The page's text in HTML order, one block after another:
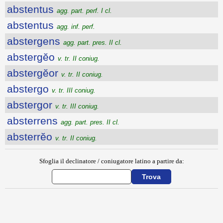
abstentus agg. part. perf. I cl.
abstentus agg. inf. perf.
abstergens agg. part. pres. II cl.
abstergĕo v. tr. II coniug.
abstergĕor v. tr. II coniug.
abstergo v. tr. III coniug.
abstergor v. tr. III coniug.
absterrens agg. part. pres. II cl.
absterrĕo v. tr. II coniug.
Sfoglia il declinatore / coniugatore latino a partire da: